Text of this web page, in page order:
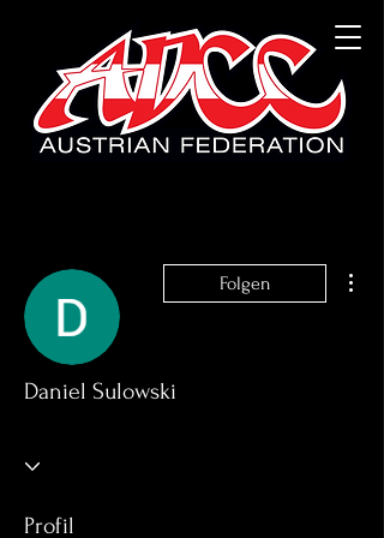
Folgen
Daniel Sulowski
Profil